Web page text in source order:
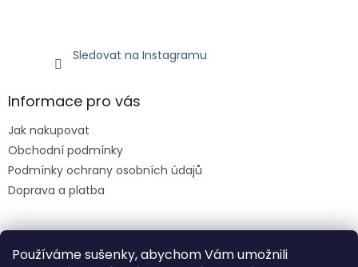
Používáme sušenky, abychom Vám umožnili
Sledovat na Instagramu
Informace pro vás
Jak nakupovat
Obchodní podmínky
Podmínky ochrany osobních údajů
Doprava a platba
Facebook